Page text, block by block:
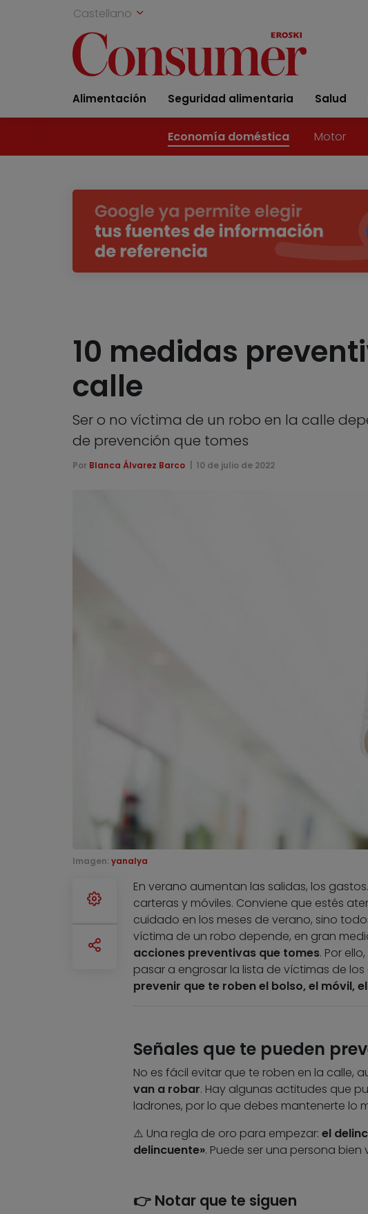
Castellano
Alimentación Seguridad alimentaria Salud
Economía doméstica Motor
10 medidas
calle
Ser o no víctima de un robo en la calle
de prevención que tomes
Por Blanca Álvarez Barco 10 de julio de 2022
Imagen: yanalya
En verano aumentan las salidas, los
carteras y móviles. Conviene que estés
cuidado en los meses de verano, sino
víctima de un robo depende, en gran
acciones preventivas que tomes. Por
pasar a engrosar la lista de víctimas de
prevenir que te roben el bolso, el móvil,
Señales que te pueden
No es fácil evitar que te roben en la calle,
van a robar. Hay algunas actitudes que
ladrones, por lo que debes mantenerte lo
⚠️ Una regla de oro para empezar: el
delincuente». Puede ser una persona
👉 Notar que te siguen